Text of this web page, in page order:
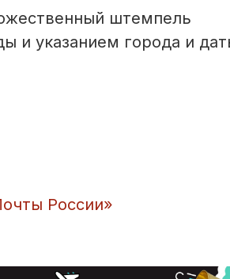
штемпель
и указанием города и
России»